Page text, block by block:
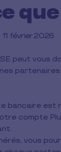
11 février 2026
peut vous
bancaire est
compte
vous